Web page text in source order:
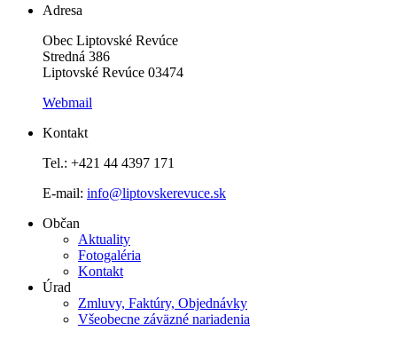
Adresa
Obec Liptovské Revúce
Stredná 386
Liptovské Revúce 03474
Webmail
Kontakt
Tel.: +421 44 4397 171
E-mail: info@liptovskerevuce.sk
Občan
Aktuality
Fotogaléria
Kontakt
Úrad
Zmluvy, Faktúry, Objednávky
Všeobecne záväzné nariadenia